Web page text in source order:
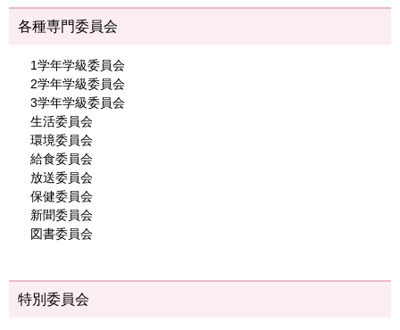
各種専門委員会
1学年学級委員会
2学年学級委員会
3学年学級委員会
生活委員会
環境委員会
給食委員会
放送委員会
保健委員会
新聞委員会
図書委員会
特別委員会